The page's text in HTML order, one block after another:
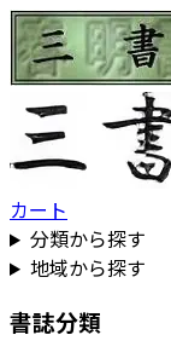
カート
分類から探す
地域から探す
書誌分類